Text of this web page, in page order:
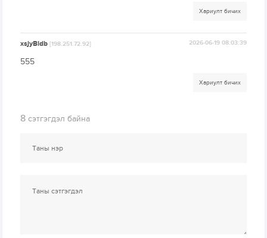
Хариулт бичих
xsjyBldb[198.251.72.92] 2026-06-19 08:03:39
555
Хариулт бичих
8 сэтгэгдэл байна